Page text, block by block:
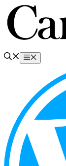
Перейти
содержимому
Меню